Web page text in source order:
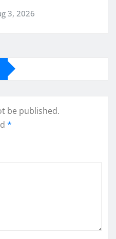
3, 2026
be published.
*